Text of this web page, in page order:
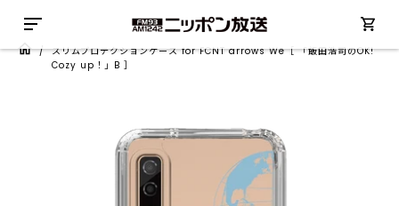
/スリムプロテクションケース for FCNT arrows We［ 「飯田浩司のOK!
Cozy up！」B ］